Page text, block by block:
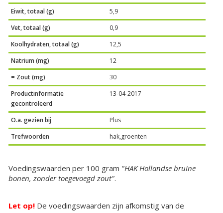
Eiwit, totaal (g)
5,9
Vet, totaal (g)
0,9
Koolhydraten, totaal (g)
12,5
Natrium (mg)
12
= Zout (mg)
30
Productinformatie
gecontroleerd
13-04-2017
O.a. gezien bij
Plus
Trefwoorden
hak,groenten
Voedingswaarden per 100 gram "HAK Hollandse bruine
bonen, zonder toegevoegd zout".
Let op! De voedingswaarden zijn afkomstig van de